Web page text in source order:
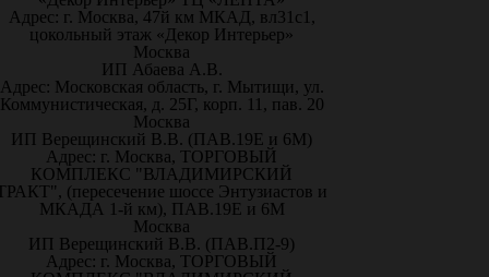
Адрес: г. Москва, 47й км МКАД, вл31с1,
цокольный этаж «Декор Интерьер»
Москва
ИП Абаева А.В.
Адрес: Московская область, г. Мытищи, ул.
Коммунистическая, д. 25Г, корп. 11, пав. 20
Москва
ИП Верещинский В.В. (ПАВ.19Е и 6М)
Адрес: г. Москва, ТОРГОВЫЙ
КОМПЛЕКС "ВЛАДИМИРСКИЙ
(пересечение шоссе Энтузиастов и
МКАДА 1-й км), ПАВ.19Е и 6М
Москва
ИП Верещинский В.В. (ПАВ.П2-9)
Адрес: г. Москва, ТОРГОВЫЙ